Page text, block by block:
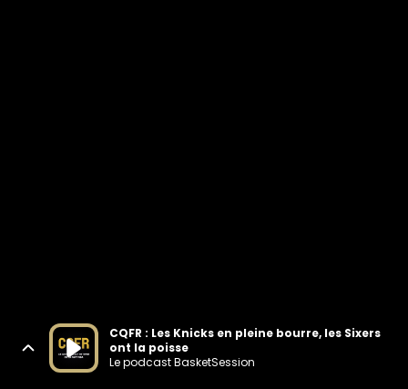
CQFR : Les Knicks en pleine bourre, les Sixers
ont la poisse
Le podcast BasketSession